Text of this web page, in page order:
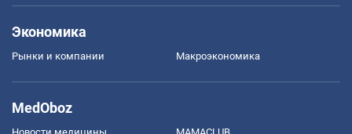
Экономика
Рынки и компании Mакроэкономика
MedOboz